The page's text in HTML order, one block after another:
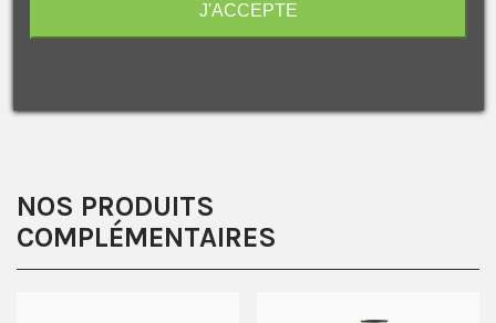
NOS PRODUITS
COMPLÉMENTAIRES
J'ACCEPTE
J'accepte de recevoir des SMS de la part de la marque.